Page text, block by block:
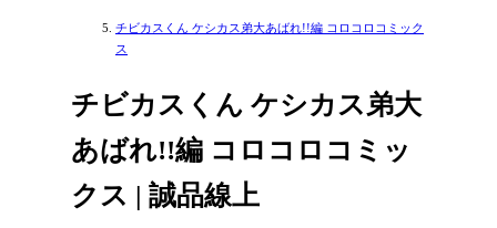
チビカスくん ケシカス弟大あばれ!!編 コロコロコミック
ス
チビカスくん ケシカス弟大
あばれ!!編 コロコロコミッ
クス | 誠品線上